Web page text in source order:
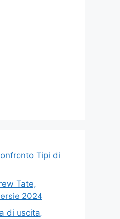
Tipi di
Tate,
2024
di uscita,